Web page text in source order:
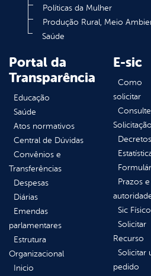
Políticas da Mulher
Produção Rural, Meio
Saúde
Portal da
Transparência
Educação
Saúde
Atos normativos
Central de Dúvidas
Convênios e
Transferências
Despesas
Diárias
Emendas
parlamentares
Estrutura
Organizacional
Inicio
E-sic
Como
solicitar
Solicitação
Decretos
Prazos e
Sic Físico
Solicitar
Recurso
Solicitar
pedido